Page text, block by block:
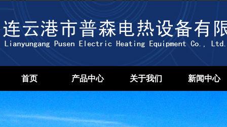
首页 产品中心 关于我们 新闻中心